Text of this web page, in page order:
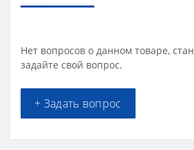
Нет вопросов о данном товаре,
задайте свой вопрос.
+ Задать вопрос